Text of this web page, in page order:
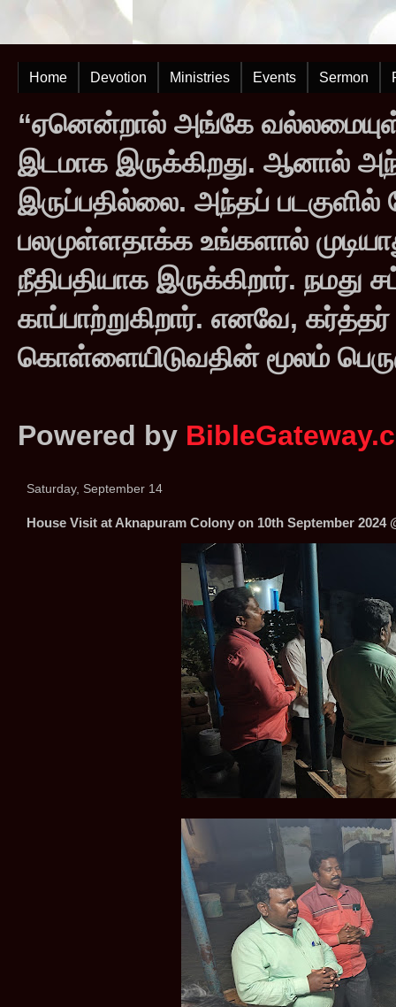
Home Devotion Ministries Events Sermon
“ஏனென்றால் அங்கே
இடமாக இருக்கிறது. ஆனால்
இருப்பதில்லை. அந்தப்
பலமுள்ளதாக்க உங்களால்
நீதிபதியாக இருக்கிறார்.
காப்பாற்றுகிறார். எனவே,
கொள்ளையிடுவதின் மூலம்
Powered by
Saturday, September 14
House Visit at Aknapuram Colony on 10th September 2024